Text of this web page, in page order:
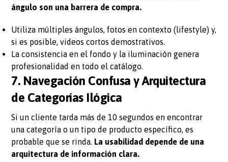
ángulo son una barrera de compra.
Utiliza múltiples ángulos, fotos en contexto (lifestyle) y,
si es posible, videos cortos demostrativos.
La consistencia en el fondo y la iluminación genera
profesionalidad en todo el catálogo.
7. Navegación Confusa y Arquitectura
de Categorías Ilógica
Si un cliente tarda más de 10 segundos en encontrar
una categoría o un tipo de producto específico, es
probable que se rinda. La usabilidad depende de una
arquitectura de información clara.